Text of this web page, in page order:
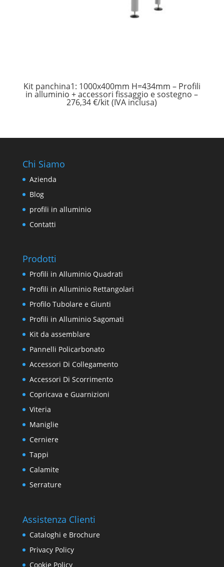
Kit panchina1: 1000x400mm H=434mm – Profili
in alluminio + accessori fissaggio e sostegno –
276,34 €/kit (IVA inclusa)
Chi Siamo
Azienda
Blog
profili in alluminio
Contatti
Prodotti
Profili in Alluminio Quadrati
Profili in Alluminio Rettangolari
Profilo Tubolare e Giunti
Profili in Alluminio Sagomati
Kit da assemblare
Pannelli Policarbonato
Accessori Di Collegamento
Accessori Di Scorrimento
Copricava e Guarnizioni
Viteria
Maniglie
Cerniere
Tappi
Calamite
Serrature
Assistenza Clienti
Cataloghi e Brochure
Privacy Policy
Cookie Policy